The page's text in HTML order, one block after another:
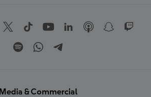
Media & Commercial